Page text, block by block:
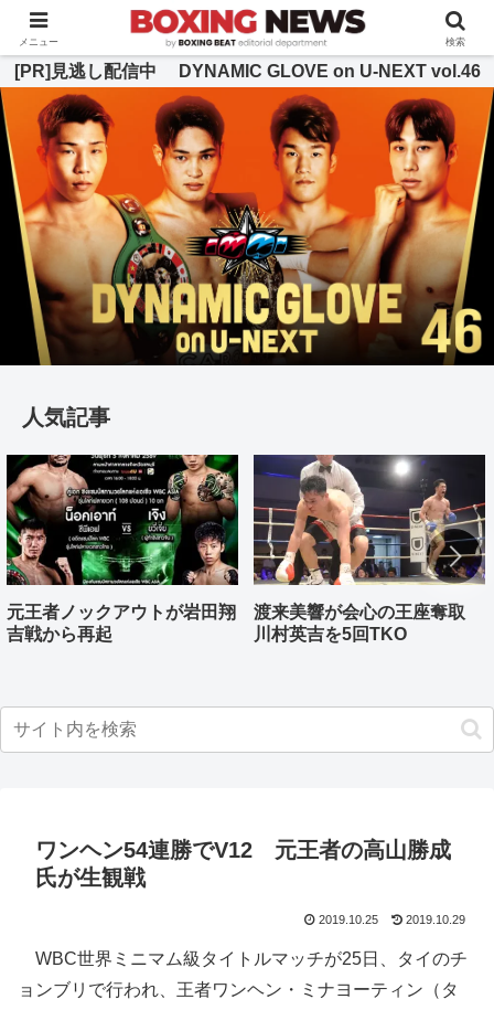
BOXING BEAT [ボクシング・ビート] 公式サイト
[PR]見逃し配信中 DYNAMIC GLOVE on U-NEXT vol.46
人気記事
元王者ノックアウトが岩田翔
吉戦から再起
渡来美響が会心の王座奪取
川村英吉を5回TKO
ワンヘン54連勝でV12 元王者の高山勝成
氏が生観戦
2019.10.25 2019.10.29
WBC世界ミニマム級タイトルマッチが25日、タイのチ
ョンブリで行われ、王者ワンヘン・ミナヨーティン（タ
メニュー 検索